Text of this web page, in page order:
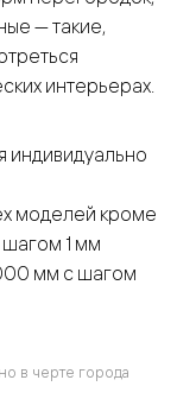
— такие,
интерьерах.
индивидуально
моделей кроме
1 мм
мм с шагом
в черте города